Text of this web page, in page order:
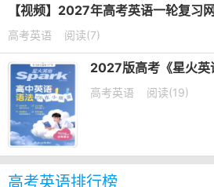
高考英语 阅读(7)
高考英语 阅读(19)
高考英语排行榜